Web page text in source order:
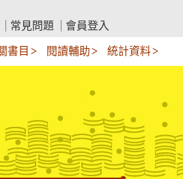
常見問題 會員登入
書目 閱讀輔助 統計資料